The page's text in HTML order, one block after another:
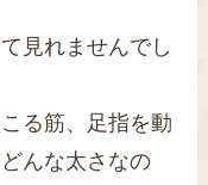
見れませんでし
る筋、足指を動
んな太さなの